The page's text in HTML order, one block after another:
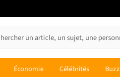
Économie Célébrités Buzz